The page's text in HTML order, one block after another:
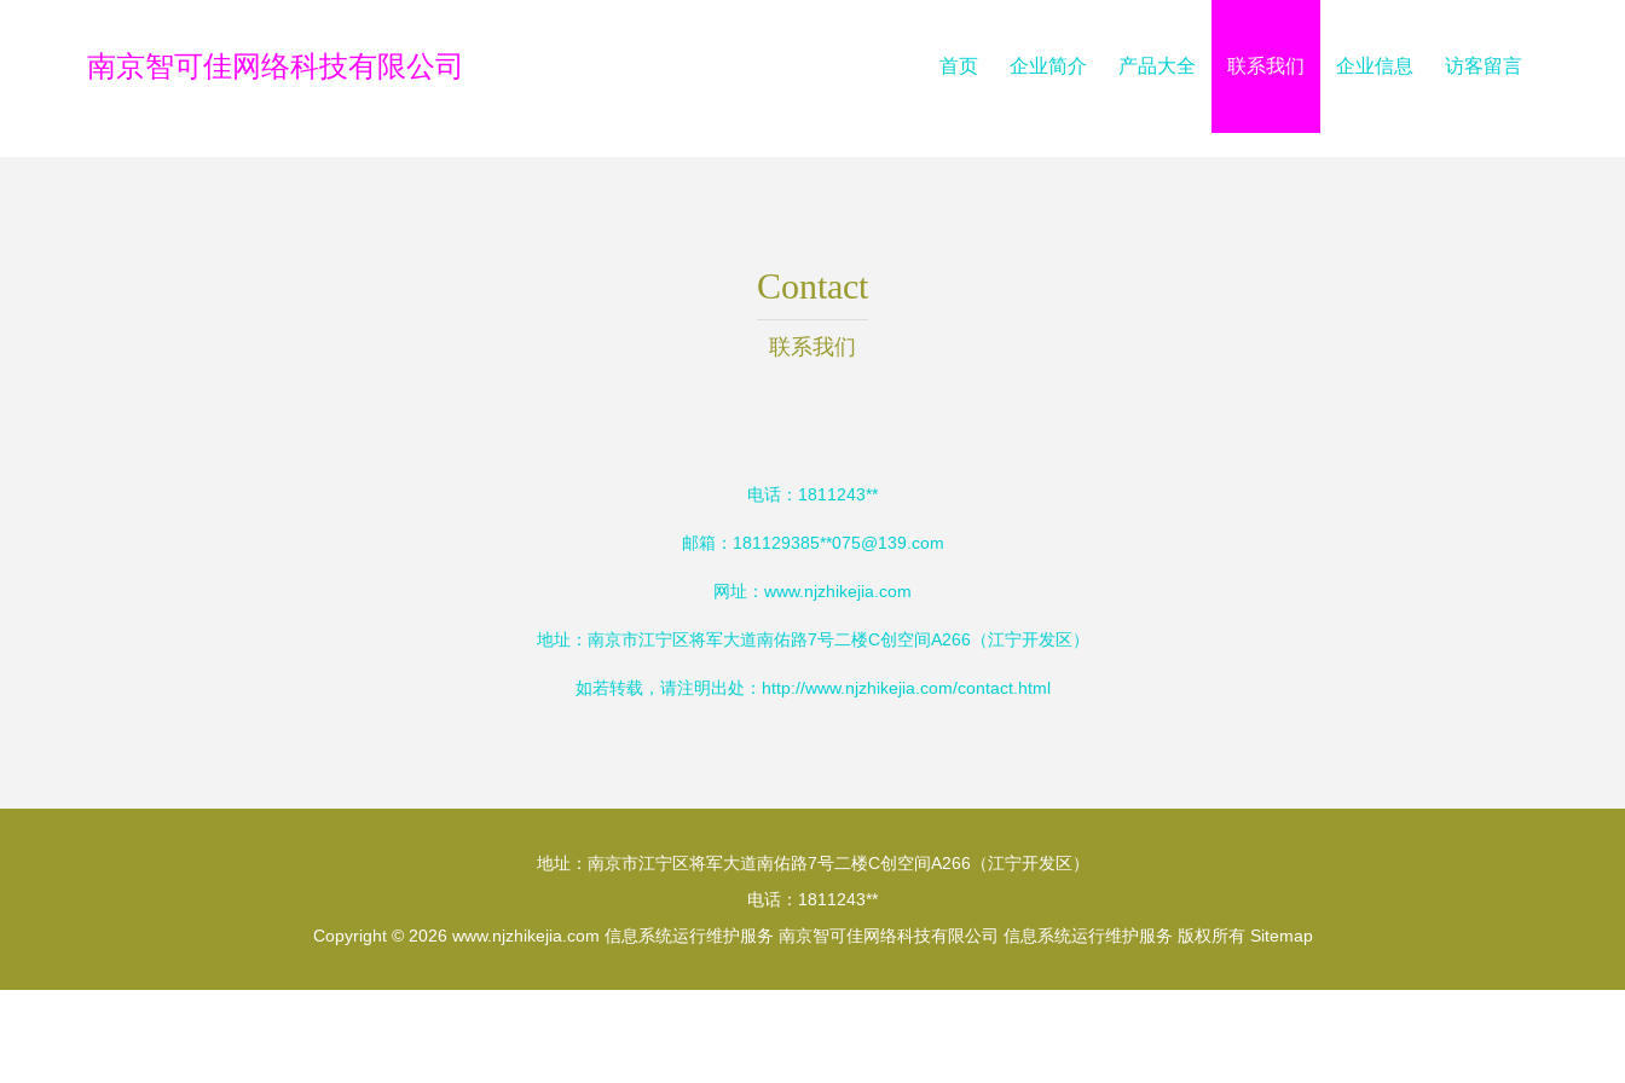
南京智可佳网络科技有限公司 首页 企业简介 产品大全 联系我们 企业信息 访客留言
Contact
联系我们
电话：1811243**
邮箱：181129385**075@139.com
网址： www.njzhikejia.com
地址：南京市江宁区将军大道南佑路7号二楼C创空间A266（江宁开发区）
如若转载，请注明出处：http://www.njzhikejia.com/contact.html
地址：南京市江宁区将军大道南佑路7号二楼C创空间A266（江宁开发区）
电话：1811243**
Copyright © 2026 www.njzhikejia.com 信息系统运行维护服务 南京智可佳网络科技有限公司 信息系统运行维护服务 版权所有 Sitemap